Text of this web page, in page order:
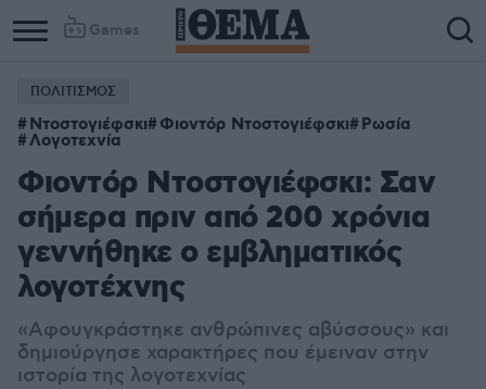
Games
Column
1
Column
2
ΠΟΛΙΤΙΣΜΟΣ
Ντοστογιέφσκι Φιοντόρ Ντοστογιέφσκι Ρωσία
Λογοτεχνία
Φιοντόρ Ντοστογιέφσκι: Σαν
σήμερα πριν από 200 χρόνια
γεννήθηκε ο εμβληματικός
λογοτέχνης
«Αφουγκράστηκε ανθρώπινες αβύσσους» και
δημιούργησε χαρακτήρες που έμειναν στην
ιστορία της λογοτεχνίας